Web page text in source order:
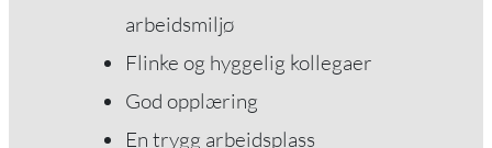
arbeidsmiljø
Flinke og hyggelig kollegaer
God opplæring
En trygg arbeidsplass